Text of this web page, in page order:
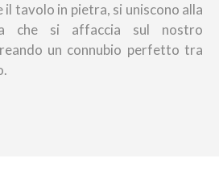
il tavolo in pietra, si uniscono alla
che si affaccia sul nostro
un connubio perfetto tra